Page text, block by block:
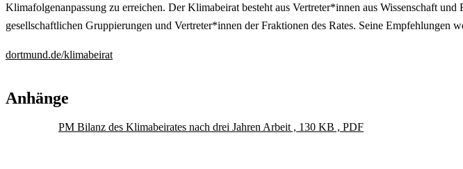
Klimafolgenanpassung zu erreichen. Der Klimabeirat besteht aus Vertreter*innen aus Wissenschaft
gesellschaftlichen Gruppierungen und Vertreter*innen der Fraktionen des Rates. Seine Empfehlungen
dortmund.de/klimabeirat
Anhänge
PM Bilanz des Klimabeirates nach drei Jahren Arbeit , 130 KB , PDF